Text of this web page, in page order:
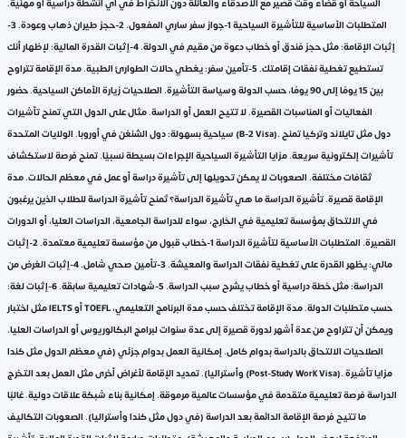
المتطلبات الأساسية للتأشيرة السياحية 1-جواز سفر ساري المفعول. 2-حجز طيران ذهاب وعودة. 3-
إثبات الإقامة: مثل حجز فندق أو خطاب دعوة من مقيم في الدولة. 4-إثبات القدرة المالية: لإظهار أنك
تستطيع تغطية نفقات إقامتك. 5-تأمين سفر: يغطي حالات الطوارئ الطبية. مدة الإقامة تتراوح
بين 15 يومًا إلى 90 يومًا، حسب الدولة وسياسة التأشيرة. الصلاحيات زيارة الأماكن السياحية. حضور
الفعاليات أو المناسبات القصيرة. لا تتيح العمل أو الدراسة. مثال على الدول التي تمنح تأشيرات
سياحية بسهولة: دول الشنغن في أوروبا. الولايات المتحدة (B-2 Visa). دول مثل تايلاند وتركيا تمنح
تأشيرات إلكترونية سريعة. مزايا التأشيرة السياحية الإجراءات بسيطة نسبيًا. تمنح فرصة لاستكشاف
ثقافات مختلفة. الصعوبات لا يمكن تحويلها إلى تأشيرة دراسة أو عمل في معظم الحالات. مدة
الإقامة قصيرة. تأشيرة الدراسة ما هي تأشيرة الدراسة؟ تُمنح تأشيرة الدراسة للطلاب الذين يرغبون
في الالتحاق بمؤسسة تعليمية في الخارج، سواء للدراسة الجامعية، الدراسات العليا، أو الدورات
القصيرة. المتطلبات الأساسية لتأشيرة الدراسة 1-خطاب قبول من مؤسسة تعليمية معتمدة. 2-إثبات
مالي: يظهر القدرة على تغطية نفقات الدراسة والمعيشة. 3-تأمين صحي شامل. 4-إثبات الغرض من
الدراسة: مثل خطة دراسية أو خطاب يشرح سبب الدراسة. 5-شهادات تعليمية سابقة. 6-إثبات لغة:
مثل اختبار IELTS أو TOEFL حسب متطلبات الدولة. مدة الإقامة تختلف حسب مدة البرنامج التعليمي،
ويمكن أن تتراوح من عدة أشهر لدورة قصيرة إلى عدة سنوات لبرامج البكالوريوس أو الدراسات العليا.
الصلاحيات الالتحاق بالدراسة بدوام كامل. إمكانية العمل بدوام جزئي (في معظم الدول مثل كندا
وأستراليا). تمديد الإقامة لأغراض أخرى مثل العمل بعد التخرج (Post-Study Work Visa). مزايا تأشيرة
الدراسة فرصة تعليمية متقدمة في مؤسسات عالمية مرموقة. إمكانية بناء شبكة علاقات دولية. غالبًا
ما تتيح فرصة الإقامة الدائمة بعد الدراسة (في دول مثل كندا وأستراليا). الصعوبات التكاليف